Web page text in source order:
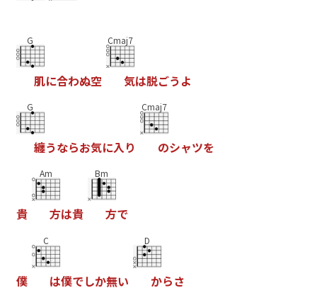
G
肌に合わぬ空
Cmaj7
気は脱ごう よ
G
纏うならお気に入り
Cmaj7
のシャツを
貴
Am
方は貴
Bm
方で
僕
C
は僕でしか無い
D
からさ